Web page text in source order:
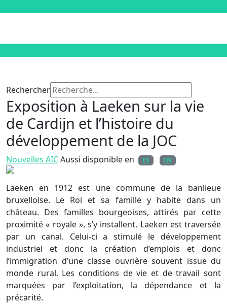
Rechercher
Exposition à Laeken sur la vie
de Cardijn et l’histoire du
développement de la JOC
Nouvelles AICAussi disponible en ES EN
Laeken en 1912 est une commune de la banlieue
bruxelloise. Le Roi et sa famille y habite dans un
château. Des familles bourgeoises, attirés par cette
proximité « royale », s’y installent. Laeken est traversée
par un canal. Celui-ci a stimulé le développement
industriel et donc la création d’emplois et donc
l’immigration d’une classe ouvrière souvent issue du
monde rural. Les conditions de vie et de travail sont
marquées par l’exploitation, la dépendance et la
précarité.